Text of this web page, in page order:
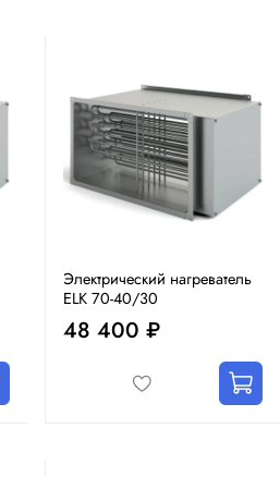
Электрический нагреватель
ELK 70-40/30
48 400 ₽